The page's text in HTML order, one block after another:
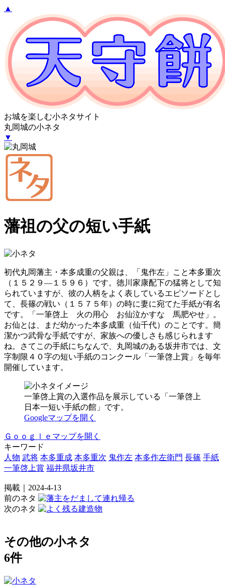
▲
お城を楽しむ小ネタサイト
丸岡城の小ネタ
▼
藩祖の父の短い手紙
初代丸岡藩主・本多成重の父親は、「鬼作左」こと本多重次
（１５２９―１５９６）です。徳川家康配下の猛将として知
られていますが、彼の人柄をよく表しているエピソードとし
て、長篠の戦い（１５７５年）の時に妻に宛てた手紙が有名
です。「一筆啓上 火の用心 お仙泣かすな 馬肥やせ」。
お仙とは、まだ幼かった本多成重（仙千代）のことです。簡
潔かつ武骨な手紙ですが、家族への優しさも感じられます
ね。さてこの手紙にちなんで、丸岡城のある坂井市では、文
字制限４０字の短い手紙のコンクール「一筆啓上賞」を毎年
開催しています。
一筆啓上賞の入選作品を展示している「一筆啓上
日本一短い手紙の館」です。
Googleマップを開く
Ｇｏｏｇｌｅマップを開く
キーワード
人物 武将 本多重成 本多重次 鬼作左 本多作左衛門 長篠 手紙
一筆啓上賞 福井県坂井市
掲載｜2024-4-13
前のネタ
次のネタ
その他の小ネタ
6件